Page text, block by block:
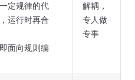
定规律的代
运行时再合
面向规则编
解耦，
专人做
专事